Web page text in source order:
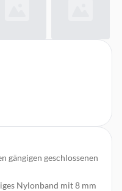
gängigen geschlossenen
Nylonband mit 8 mm